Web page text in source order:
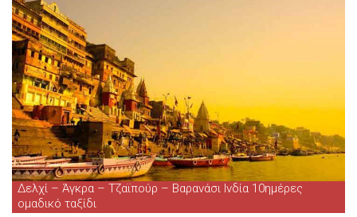
Δελχί – Άγκρα – Τζαϊπούρ – Βαρανάσι Ινδία 10ημέρες
ομαδικό ταξίδι